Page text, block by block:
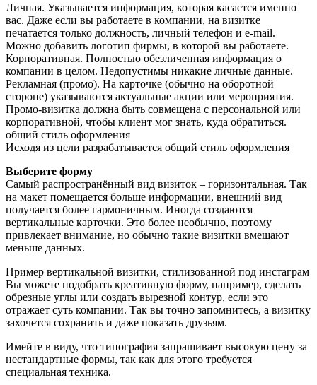
Личная. Указывается информация, которая касается именно
вас. Даже если вы работаете в компании, на визитке
печатается только должность, личный телефон и e-mail.
Можно добавить логотип фирмы, в которой вы работаете.
Корпоративная. Полностью обезличенная информация о
компании в целом. Недопустимы никакие личные данные.
Рекламная (промо). На карточке (обычно на оборотной
стороне) указываются актуальные акции или мероприятия.
Промо-визитка должна быть совмещена с персональной или
корпоративной, чтобы клиент мог знать, куда обратиться.
общий стиль оформления
Исходя из цели разрабатывается общий стиль оформления
Выберите форму
Самый распространённый вид визиток – горизонтальная. Так
на макет помещается больше информации, внешний вид
получается более гармоничным. Иногда создаются
вертикальные карточки. Это более необычно, поэтому
привлекает внимание, но обычно такие визитки вмещают
меньше данных.
Пример вертикальной визитки, стилизованной под инстаграм
Вы можете подобрать креативную форму, например, сделать
обрезные углы или создать вырезной контур, если это
отражает суть компании. Так вы точно запомнитесь, а визитку
захочется сохранить и даже показать друзьям.
Имейте в виду, что типография запрашивает высокую цену за
нестандартные формы, так как для этого требуется
специальная техника.